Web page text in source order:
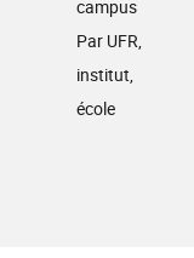
campus
Par UFR,
institut,
école